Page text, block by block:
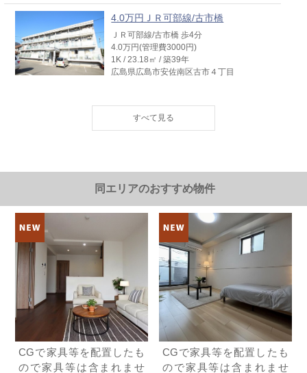
4.0万円ＪＲ可部線/古市橋
ＪＲ可部線/古市橋 歩4分
4.0万円(管理費3000円)
1K / 23.18㎡ / 築39年
広島県広島市安佐南区古市４丁目
広島電鉄江波線/舟入町 歩4分
4.8万円(管理費0円)
9.2万円広島電鉄白島線/白島
1LDK / 32.5㎡ / 築13年
広島県広島市中区白島九軒町
8.5万円広島電鉄宮島線/広電西広島
広島電鉄宮島線/広電西広島 歩31分
8.5万円(管理費5000円)
2LDK / 52.6㎡ / 築11年
広島県広島市西区己斐上４丁目
7.7万円ＪＲ可部線/安芸長束
ＪＲ可部線/安芸長束 歩17分
同エリアのおすすめ物件
CGで家具等を配置したも
ので家具等は含まれませ
CGで家具等を配置したも
ので家具等は含まれませ